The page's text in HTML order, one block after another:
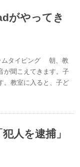
がやってき
ムタイピング 朝、教
が聞こえてきます。子
。教室に入ると、子ど
人を逮捕」